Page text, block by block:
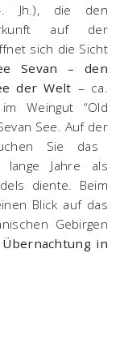
Jh.), die den
auf der
sich die Sicht
Sevan – den
der Welt – ca.
Weingut “Old
See. Auf der
Sie das
Jahre als
diente. Beim
Blick auf das
Gebirgen
Übernachtung in